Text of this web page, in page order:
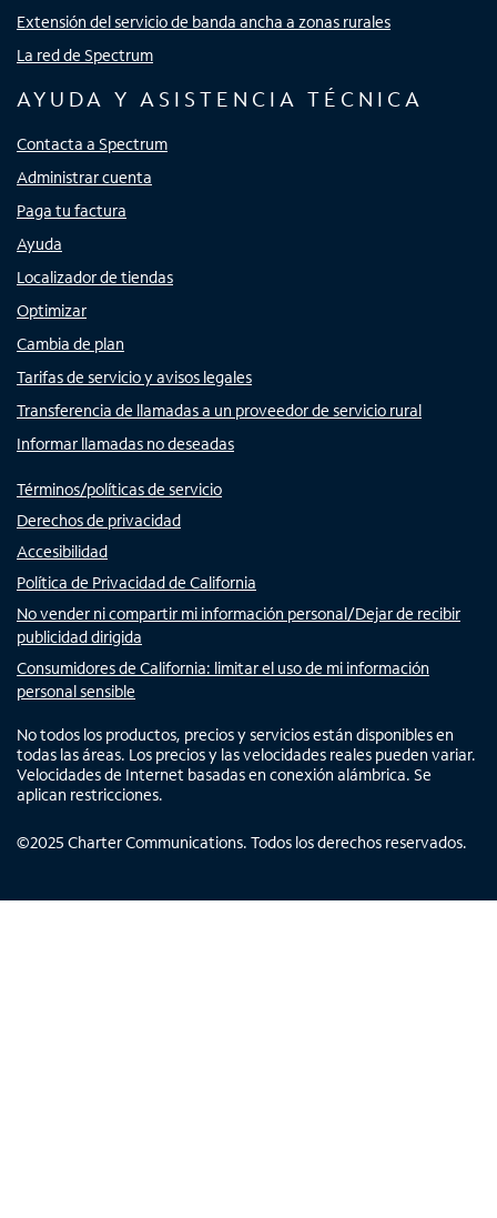
Extensión del servicio de banda ancha a zonas rurales
La red de Spectrum
AYUDA Y ASISTENCIA TÉCNICA
Contacta a Spectrum
Administrar cuenta
Paga tu factura
Ayuda
Localizador de tiendas
Optimizar
Cambia de plan
Tarifas de servicio y avisos legales
Transferencia de llamadas a un proveedor de servicio rural
Informar llamadas no deseadas
Términos/políticas de servicio
Derechos de privacidad
Accesibilidad
Política de Privacidad de California
No vender ni compartir mi información personal/Dejar de recibir
publicidad dirigida
Consumidores de California: limitar el uso de mi información
personal sensible
No todos los productos, precios y servicios están disponibles en
todas las áreas. Los precios y las velocidades reales pueden variar.
Velocidades de Internet basadas en conexión alámbrica. Se
aplican restricciones.
©2025 Charter Communications. Todos los derechos reservados.